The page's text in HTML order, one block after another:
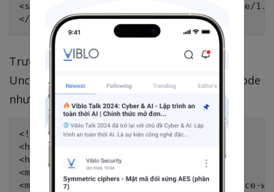
<script src="http://code.jquery.com/mobile/
Trường hợp toàn bộ sử dụng bản
Uncompressed trên môi trường offline thì code
như sau:
<!DOCTYPE html>
<html lang="ja">
<head>
<meta charset="UTF-8">
<meta name="viewport"